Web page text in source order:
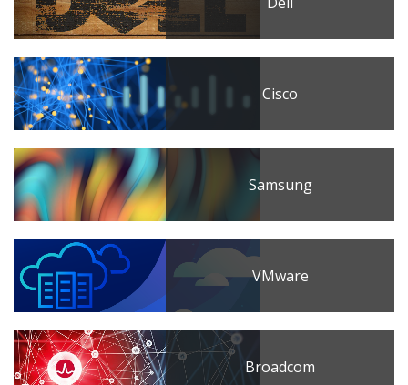
Cisco
Samsung
VMware
Broadcom